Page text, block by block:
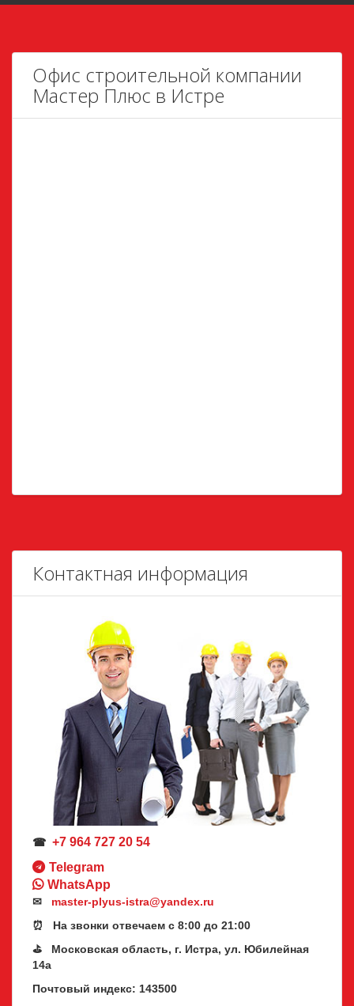
Офис строительной компании
Мастер Плюс в Истре
Контактная информация
☎ +7 964 727 20 54
Telegram
WhatsApp
✉ master-plyus-istra@yandex.ru
⏰ На звонки отвечаем с 8:00 до 21:00
⛳ Московская область, г. Истра, ул. Юбилейная
14а
Почтовый индекс: 143500